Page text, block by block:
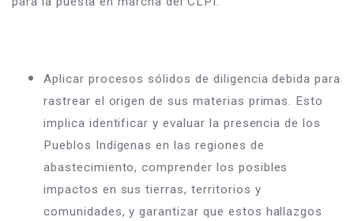
Aplicar procesos sólidos de diligencia debida para
rastrear el origen de sus materias primas. Esto
implica identificar y evaluar la presencia de los
Pueblos Indígenas en las regiones de
abastecimiento, comprender los posibles
impactos en sus tierras, territorios y
comunidades, y garantizar que estos hallazgos